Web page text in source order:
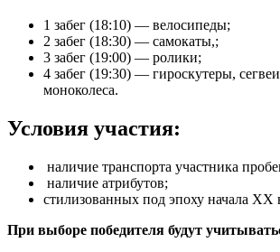
1 забег (18:10) — велосипеды;
2 забег (18:30) — самокаты,;
3 забег (19:00) — ролики;
4 забег (19:30) — гироскутеры,
моноколеса.
Условия участия:
наличие транспорта участника
наличие атрибутов;
стилизованных под эпоху начала XX
При выборе победителя будут